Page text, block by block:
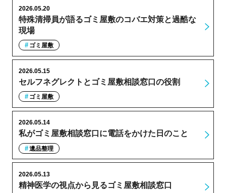
特殊清掃員が語るゴミ屋敷のコバエ対策と過酷な
現場
2026.05.20
ゴミ屋敷
セルフネグレクトとゴミ屋敷相談窓口の役割
2026.05.15
ゴミ屋敷
私がゴミ屋敷相談窓口に電話をかけた日のこと
2026.05.14
遺品整理
精神医学の視点から見るゴミ屋敷相談窓口
2026.05.13